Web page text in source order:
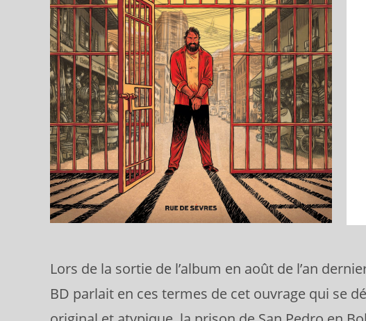
Lors de la sortie de l’album en août de l’an
BD parlait en ces termes de cet ouvrage qui se